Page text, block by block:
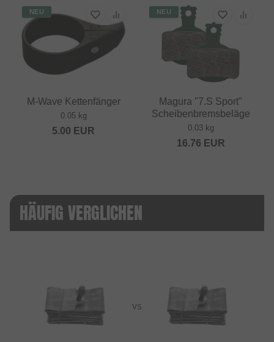
NEU
M-Wave Kettenfänger
0.05 kg
5.00 EUR
NEU
Magura "7.S Sport"
Scheibenbremsbeläge
0.03 kg
16.76 EUR
HÄUFIG VERGLICHEN
VS